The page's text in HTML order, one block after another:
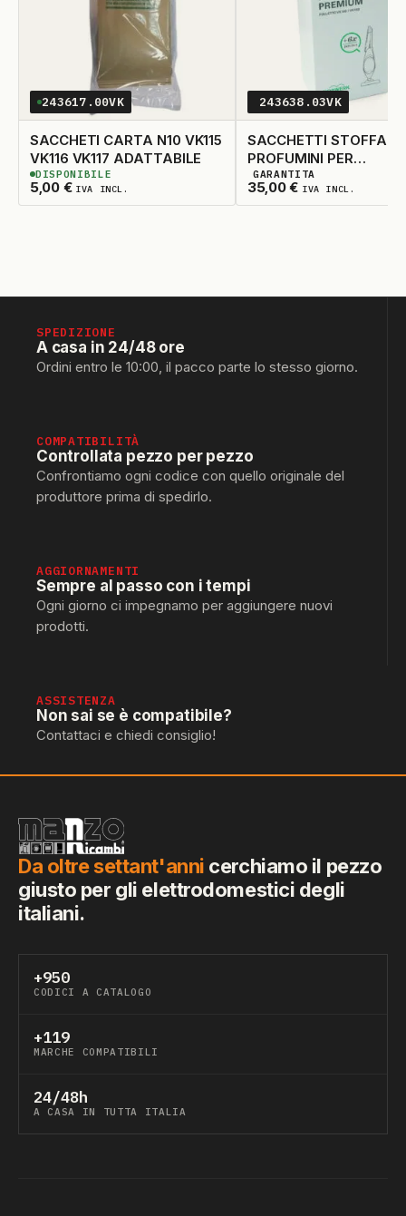
243617.00VK
SACCHETI CARTA N10 VK115
VK116 VK117 ADATTABILE
5,00 € IVA INCL.
2DISPONIBILI
DISPONIBILE
243638.03VK
SACCHETTI STOFFA
PROFUMINI PER
VK140/VK150
35,00€ IVA INCL.
3DISPONIBILI
GARANTITA
SPEDIZIONE
A casa in 24/48 ore
Ordini entro le 10:00, il pacco parte lo stesso giorno.
COMPATIBILITÀ
Controllata pezzo per pezzo
Confrontiamo ogni codice con quello originale del
produttore prima di spedirlo.
AGGIORNAMENTI
Sempre al passo con i tempi
Ogni giorno ci impegnamo per aggiungere nuovi
prodotti.
ASSISTENZA
Non sai se è compatibile?
Contattaci e chiedi consiglio!
Da oltre settant'anni cerchiamo il pezzo
giusto per gli elettrodomestici degli
italiani.
+950
CODICI A CATALOGO
+119
MARCHE COMPATIBILI
24/48h
A CASA IN TUTTA ITALIA